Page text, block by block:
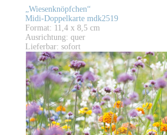
„Wiesenknöpfchen“
Midi-Doppelkarte mdk2519
Format: 11,4 x 8,5 cm
Ausrichtung: quer
Lieferbar: sofort